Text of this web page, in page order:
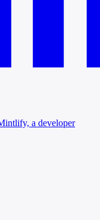
a developer